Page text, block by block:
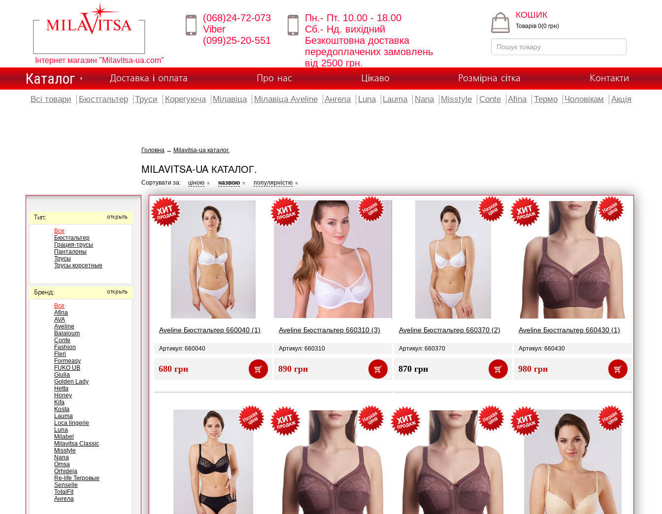
Інтернет магазин "Milavitsa-ua.com"
(068)24-72-073
Viber
(099)25-20-551
Пн.- Пт. 10.00 - 18.00
Сб.- Нд. вихідний
Безкоштовна доставка
передоплачених замовлень
від 2500 грн.
КОШИК
Товарів 0(0 грн)
Каталог Доставка і оплата Про нас Цікаво Розмірна сітка Контакти
Всі товари Бюстгальтер Труси Корегуюча Мілавіца Мілавіца Aveline Ангела Luna Lauma Nana Misstyle Conte Afina Термо Чоловікам Акція
Тип: открыть
Все
Бюстгальтер
Грация-трусы
Панталоны
Трусы
Трусы корсетные
Бренд: открыть
Все
Afina
AVA
Aveline
Balaloum
Conte
Fashion
Fleri
Formeasy
FUKO UB
Giulia
Golden Lady
Hetta
Honey
Kifa
Kosta
Lauma
Loca lingerie
Luna
Milabel
Milavitsa Classic
Misstyle
Nana
Omsa
Orhideja
Re-life Тигровые
Senselle
TotalFit
Ангела
Головна → Milavitsa-ua каталог.
MILAVITSA-UA КАТАЛОГ.
Сортувати за: ціною ▼ назвою ▼ популярністю ▼
Aveline Бюстгальтер 660040 (1)
Артикул: 660040
680 грн
Aveline Бюстгальтер 660310 (3)
Артикул: 660310
890 грн
Aveline Бюстгальтер 660370 (2)
Артикул: 660370
870 грн
Aveline Бюстгальтер 660430 (1)
Артикул: 660430
980 грн